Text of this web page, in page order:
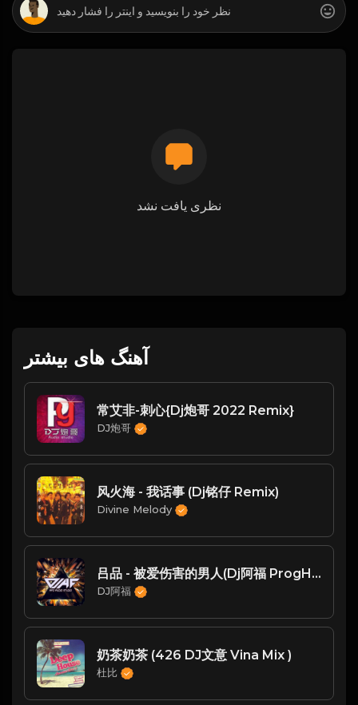
نظری یافت نشد
آهنگ های بیشتر
常艾非-刺心{Dj炮哥 2022 Remix}
DJ炮哥
风火海 - 我话事 (Dj铭仔 Remix)
Divine Melody
吕品 - 被爱伤害的男人(Dj阿福 ProgHouse Rmx 2023)
DJ阿福
奶茶奶茶 (426 DJ文意 Vina Mix )
杜比